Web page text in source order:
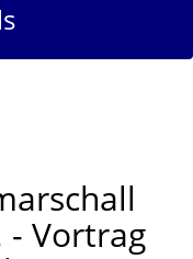
- Vortrag